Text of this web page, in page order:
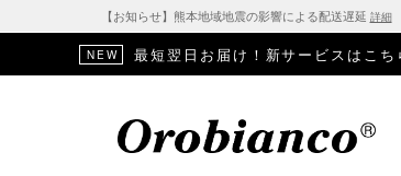
【お知らせ】熊本地域地震の影響による配送遅延 詳細
NEW 最短翌日お届け！新サービスはこち